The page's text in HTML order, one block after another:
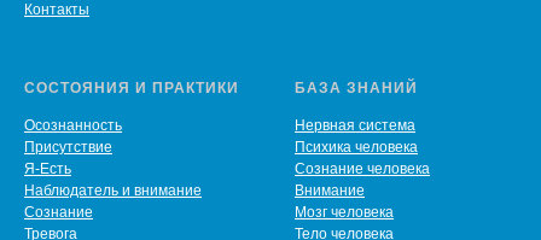
Контакты
СОСТОЯНИЯ И ПРАКТИКИ
Осознанность
Присутствие
Я-Есть
Наблюдатель и внимание
Сознание
Тревога
БАЗА ЗНАНИЙ
Нервная система
Психика человека
Сознание человека
Внимание
Мозг человека
Тело человека